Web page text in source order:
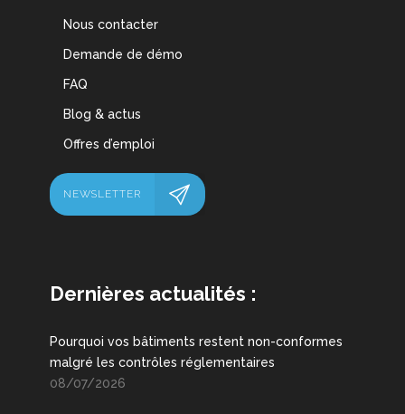
Nous contacter
Demande de démo
FAQ
Blog & actus
Offres d’emploi
NEWSLETTER
Dernières actualités :
Pourquoi vos bâtiments restent non-conformes
malgré les contrôles réglementaires
08/07/2026